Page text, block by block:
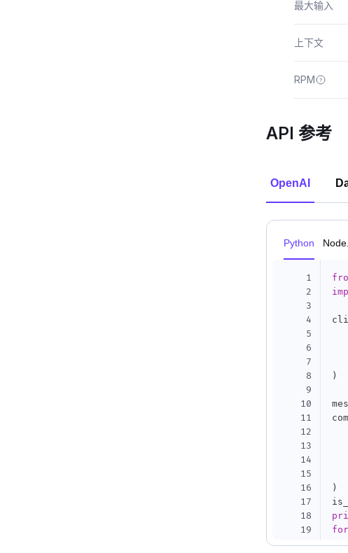
最大输入
上下文
RPM
API 参考
OpenAI
Python
1
2
3
4
5
6
7
8
9
10
11
12
13
14
15
16
17
18
19
20
)
)
for